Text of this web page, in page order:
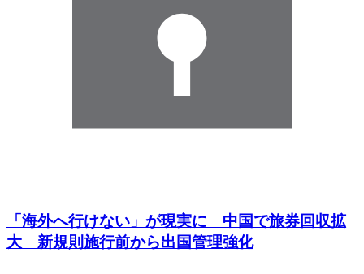
「海外へ行けない」が現実に 中国で旅券回収拡
大 新規則施行前から出国管理強化